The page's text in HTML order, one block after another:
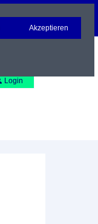
Login
Akzeptieren